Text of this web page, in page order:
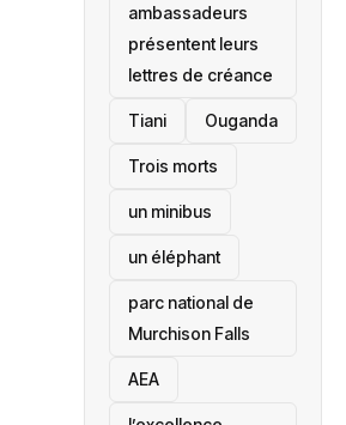
ambassadeurs
présentent leurs
lettres de créance
Tiani ‎Ouganda
Trois morts
un minibus
un éléphant
parc national de
Murchison Falls
AEA